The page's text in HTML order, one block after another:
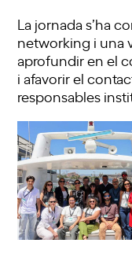
La jornada s’ha
networking i una
aprofundir en el
i afavorir el
responsables